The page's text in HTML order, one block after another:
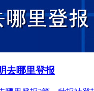
去哪里登报